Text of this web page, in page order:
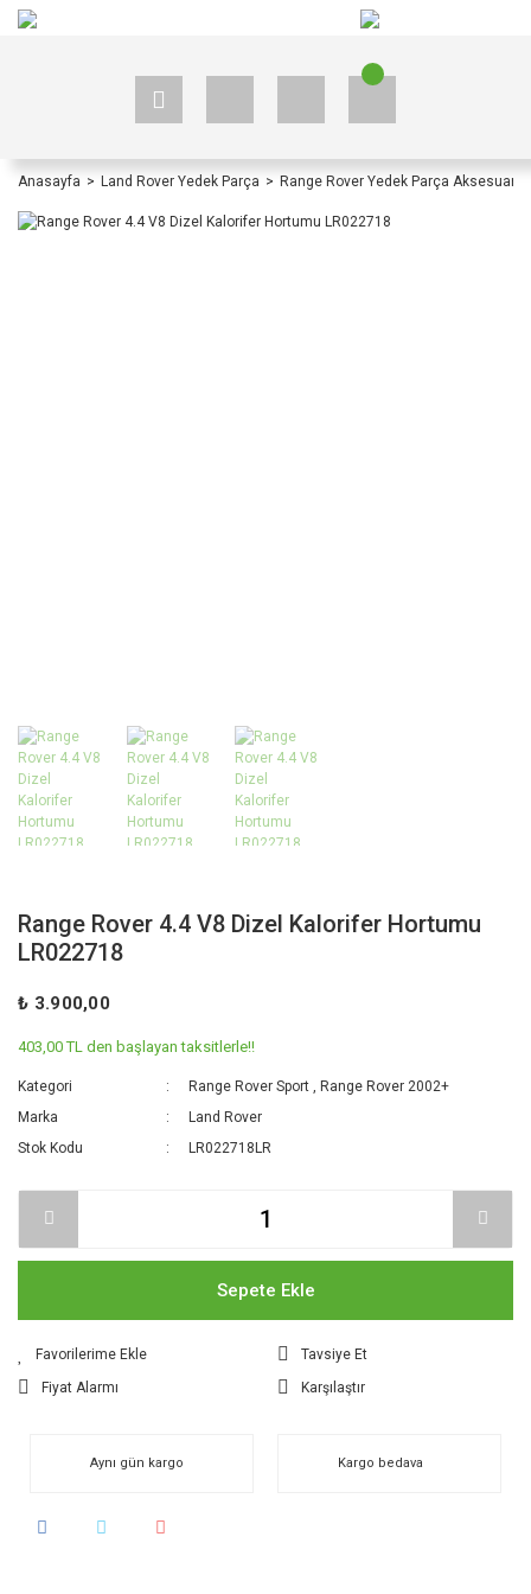
Anasayfa Land Rover Yedek Parça Range Rover Yedek Parça Aksesuar
Range Rover 4.4 V8 Dizel Kalorifer Hortumu
LR022718
₺ 3.900,00
403,00 TL den başlayan taksitlerle!!
Kategori Range Rover Sport ,Range Rover 2002+
Marka
Land Rover
Stok Kodu
LR022718LR
Sepete Ekle
Tavsiye Et
Fiyat Alarmı
Karşılaştır
Aynı gün kargo Kargo bedava